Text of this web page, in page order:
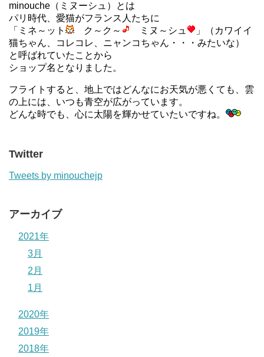
minouche（ミヌーシュ）とは
パリ時代、愛猫がフランス人たちに
「ミネ～ット
ク～ク～ ミヌ～シュ
」（カワイイ
猫ちゃん、コレコレ、ニャンコちゃん・・・みたいな）
と呼ばれていたことから
ショップ名となりました。
フライトすると、地上ではどんなにお天気が悪くても、雲
の上には、いつも青空が広がっています。
どんな時でも、心に太陽を輝かせていたいですね。
Twitter
Tweets by minouchejp
アーカイブ
2021年
3月
2月
1月
2020年
2019年
2018年